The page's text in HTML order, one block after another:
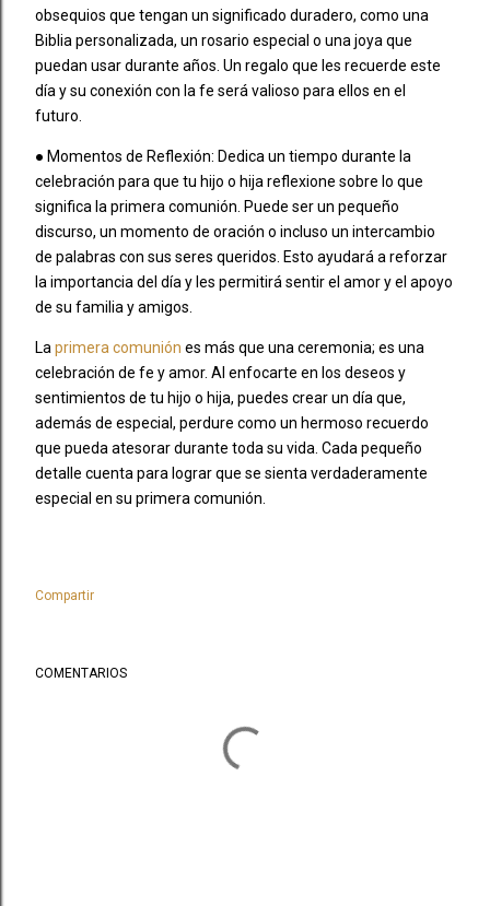
obsequios que tengan un significado duradero, como una
Biblia personalizada, un rosario especial o una joya que
puedan usar durante años. Un regalo que les recuerde este
día y su conexión con la fe será valioso para ellos en el
futuro.
● Momentos de Reflexión: Dedica un tiempo durante la
celebración para que tu hijo o hija reflexione sobre lo que
significa la primera comunión. Puede ser un pequeño
discurso, un momento de oración o incluso un intercambio
de palabras con sus seres queridos. Esto ayudará a reforzar
la importancia del día y les permitirá sentir el amor y el apoyo
de su familia y amigos.
La primera comunión es más que una ceremonia; es una
celebración de fe y amor. Al enfocarte en los deseos y
sentimientos de tu hijo o hija, puedes crear un día que,
además de especial, perdure como un hermoso recuerdo
que pueda atesorar durante toda su vida. Cada pequeño
detalle cuenta para lograr que se sienta verdaderamente
especial en su primera comunión.
Compartir
COMENTARIOS